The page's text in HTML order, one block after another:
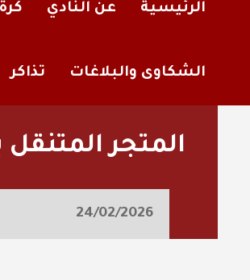
الرئيسية عن النادي
الشكاوى والبلاغات تذاكر
المتجر
24/02/2026